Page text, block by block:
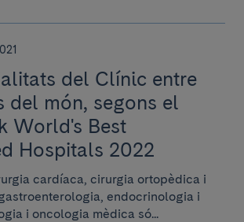
del Clínic entre
del món, segons el
World's Best
Hospitals 2022
cardíaca, cirurgia ortopèdica i
endocrinologia i
i oncologia mèdica só...